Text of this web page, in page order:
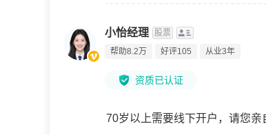
小怡经理 股票
帮助8.2万
好评105 从业3年
资质已认证
70岁以上需要线下开户，请您